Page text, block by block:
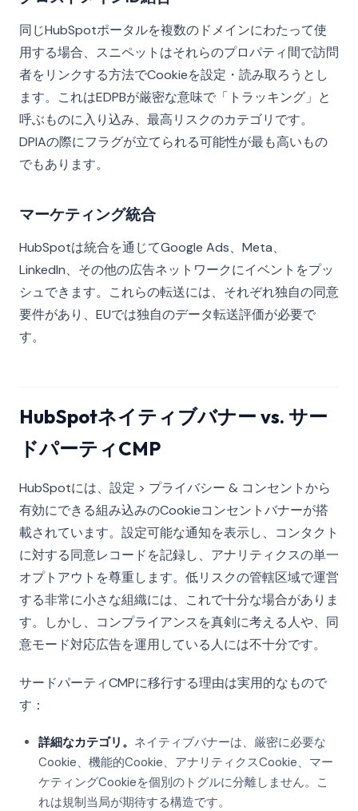
同じHubSpotポータルを複数のドメインにわたって使
用する場合、スニペットはそれらのプロパティ間で訪問
者をリンクする方法でCookieを設定・読み取ろうとし
ます。これはEDPBが厳密な意味で「トラッキング」と
呼ぶものに入り込み、最高リスクのカテゴリです。
DPIAの際にフラグが立てられる可能性が最も高いもの
でもあります。
マーケティング統合
HubSpotは統合を通じてGoogle Ads、Meta、
LinkedIn、その他の広告ネットワークにイベントをプッ
シュできます。これらの転送には、それぞれ独自の同意
要件があり、EUでは独自のデータ転送評価が必要で
す。
HubSpotネイティブバナー vs. サー
ドパーティCMP
HubSpotには、設定 > プライバシー & コンセントから
有効にできる組み込みのCookieコンセントバナーが搭
載されています。設定可能な通知を表示し、コンタクト
に対する同意レコードを記録し、アナリティクスの単一
オプトアウトを尊重します。低リスクの管轄区域で運営
する非常に小さな組織には、これで十分な場合がありま
す。しかし、コンプライアンスを真剣に考える人や、同
意モード対応広告を運用している人には不十分です。
サードパーティCMPに移行する理由は実用的なもので
す：
詳細なカテゴリ。 ネイティブバナーは、厳密に必要な
Cookie、機能的Cookie、アナリティクスCookie、マー
ケティングCookieを個別のトグルに分離しません。こ
れは規制当局が期待する構造です。